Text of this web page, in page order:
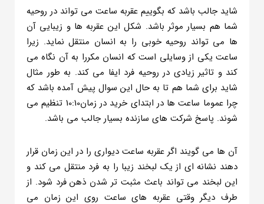
شاید جالب باشد که بگوییم عقربه ساعت می تواند در روحیه
شما هم بسیار موثر باشد. شکل این عقربه ها و زیبایی آن
ها می تواند روحیه خوبی را به انسان منتقل نماید. زیرا
ساعت یکی از وسایلی است که انسان مکررا به آن نگاه می
کند و تاثیر زیادی در روحیه فرد ایفا می کند. به طور مثال
شاید برای شما هم تا به حال این سوال پیش آمده باشد که
چرا عموما ساعت ها در ابتدای خرید در زمان10:10 تنظیم می
شوند. پاسخ شرکت های سازنده بسیار جالب می باشد.
آن ها می گویند اگر عقربه ساعت دیواری را در این زمان قرار
دهند نشانه ای از یک لبخند زیبا را به فرد منتقل می کند و
این لبخند می تواند باعث مثبت تر شدن ذهن فرد شود. از
طرف دیگر وقتی عقربه های ساعت روی این زمان می